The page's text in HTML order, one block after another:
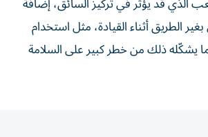
الطريق أثناء القيادة، مثل استخدام
يشكّله ذلك من خطر كبير على السلامة